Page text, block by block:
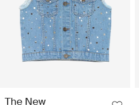
The New